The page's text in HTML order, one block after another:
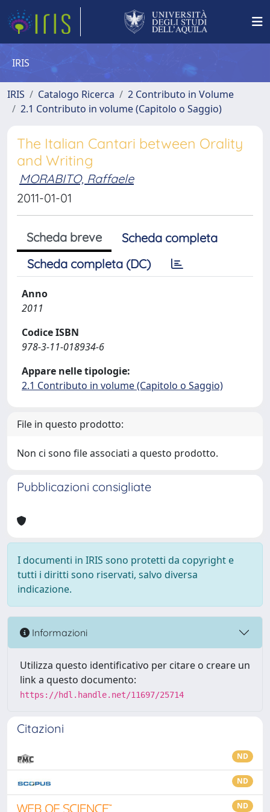
IRIS
IRIS Catalogo Ricerca
2 Contributo in Volume
2.1 Contributo in volume (Capitolo o Saggio)
The Italian Cantari between Orality
and Writing
MORABITO, Raffaele
2011-01-01
Scheda breve
Scheda completa
Scheda completa (DC)
Anno
2011
Codice ISBN
978-3-11-018934-6
Appare nelle tipologie:
2.1 Contributo in volume (Capitolo o Saggio)
File in questo prodotto:
Non ci sono file associati a questo prodotto.
Pubblicazioni consigliate
I documenti in IRIS sono protetti da copyright e
tutti i diritti sono riservati, salvo diversa
indicazione.
Informazioni
Utilizza questo identificativo per citare o creare un
link a questo documento:
https://hdl.handle.net/11697/25714
Citazioni
ND
ND
ND